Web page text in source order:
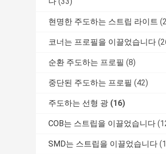
현명한 주도하는 스트립 라이트
코너는 프로필을 이끌었습니다
순환 주도하는 프로필 (8)
중단된 주도하는 프로필 (42)
주도하는 선형 광 (16)
COB는 스트립을 이끌었습니다
SMD는 스트립을 이끌었습니다